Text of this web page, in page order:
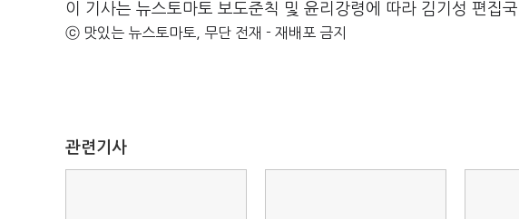
이 기사는 뉴스토마토 보도준칙 및 윤리강령에 따라 김기성 편집
ⓒ 맛있는 뉴스토마토, 무단 전재 - 재배포 금지
관련기사